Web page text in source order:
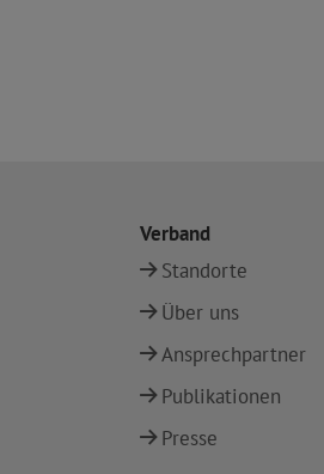
Verband
Standorte
Über uns
Ansprechpartner
Publikationen
Presse